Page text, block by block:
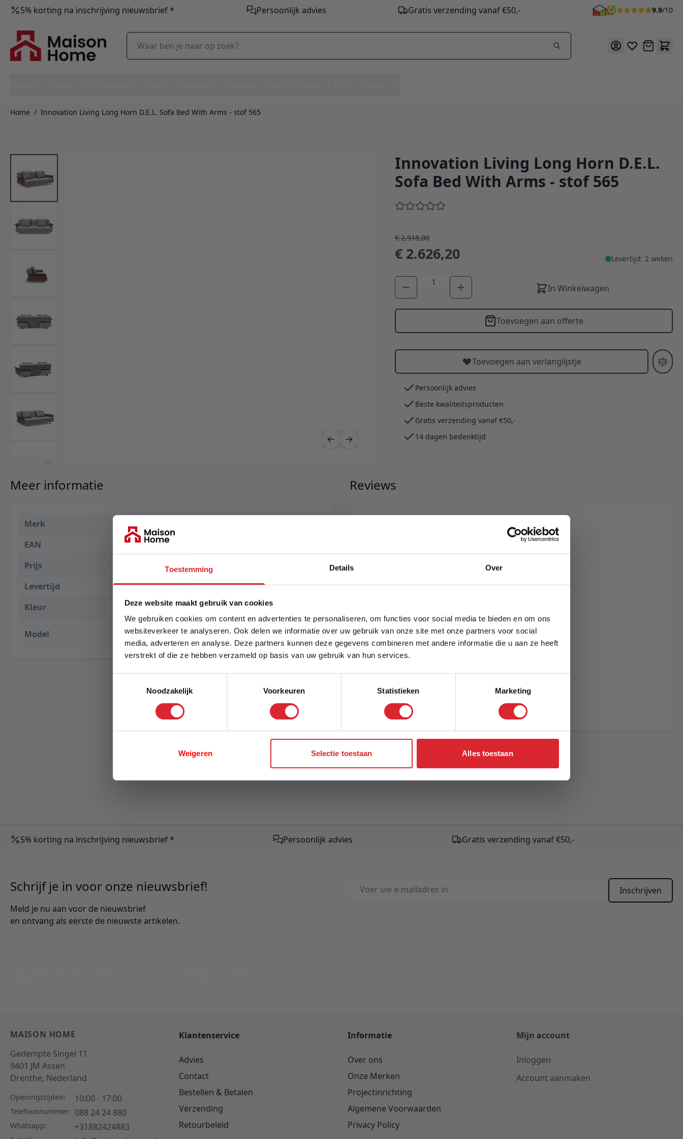
Toestemming Details Over
Deze website maakt gebruik van cookies
We gebruiken cookies om content en advertenties te personaliseren, om functies voor social media te bieden en om ons
websiteverkeer te analyseren. Ook delen we informatie over uw gebruik van onze site met onze partners voor social
media, adverteren en analyse. Deze partners kunnen deze gegevens combineren met andere informatie die u aan ze heeft
verstrekt of die ze hebben verzameld op basis van uw gebruik van hun services.
Noodzakelijk
Voorkeuren Statistieken Marketing
Weigeren Selectie toestaan Alles toestaan
5% korting na inschrijving nieuwsbrief * Persoonlijk advies Gratis verzending vanaf €50,- 9.9/10
Offerte
Waar ben je naar op zoek?
Home / Innovation Living Long Horn D.E.L. Sofa Bed With Arms - stof 565
Innovation Living Long Horn D.E.L. Sofa Bed With Arms - stof 565Innovation Living Long Horn D.E.L.
Sofa Bed With Arms - stof 565
€ 2.918,00
€ 2.626,20 Levertijd: 2 weken
Aantal
In Winkelwagen
Toevoegen aan offerte
Toevoegen aan verlanglijstje
Persoonlijk advies
Beste kwaliteitsproducten
Gratis verzending vanaf €50,-
14 dagen bedenktijd
Meer informatie
Merk
EAN
Prijs
€ 2.918,00
Levertijd
2 weken
Kleur
565 Twist Granite
Model
Long Horn D.E.L. Sofa Bed With
Arms
Reviews
Long Horn D.E.L. Sofa Bed With Arms - stof 565
This form is protected by reCAPTCHA - the
5% korting na inschrijving nieuwsbrief * Persoonlijk advies Gratis verzending vanaf €50,-
Schrijf je in voor onze nieuwsbrief!
Meld je nu aan voor de nieuwsbrief
en ontvang als eerste de nieuwste artikelen.
E-mailadres
Inschrijven
MAISON HOME
Gedempte Singel 11
9401 JM Assen
Drenthe, Nederland
Openingstijden: 10:00 - 17:00
Telefoonnummer: 088 24 24 880
Whatsapp: +31882424883
Klantenservice
Advies
Contact
Bestellen & Betalen
Verzending
Retourbeleid
Informatie
Over ons
Onze Merken
Projectinrichting
Algemene Voorwaarden
Privacy Policy
Mijn account
Inloggen
Account aanmaken
5% Korting
Schrijf je in en ontvang direct een kortingscode